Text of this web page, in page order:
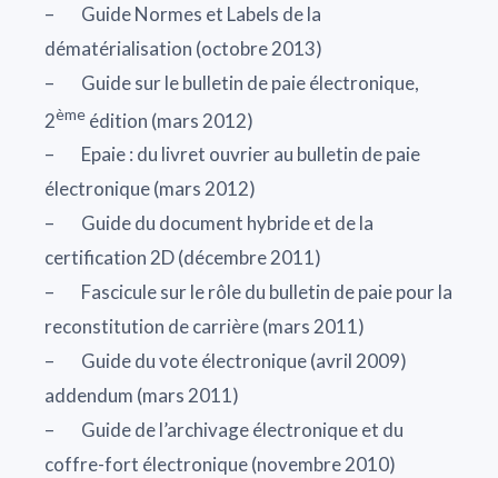
– Guide Normes et Labels de la
dématérialisation (octobre 2013)
– Guide sur le bulletin de paie électronique,
2ème édition (mars 2012)
– Epaie : du livret ouvrier au bulletin de paie
électronique (mars 2012)
– Guide du document hybride et de la
certification 2D (décembre 2011)
– Fascicule sur le rôle du bulletin de paie pour la
reconstitution de carrière (mars 2011)
– Guide du vote électronique (avril 2009)
addendum (mars 2011)
– Guide de l’archivage électronique et du
coffre-fort électronique (novembre 2010)